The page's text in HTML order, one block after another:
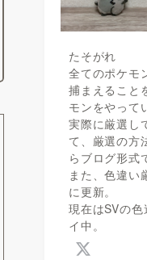
たそがれ
全てのポケモ
捕まえること
モンをやって
実際に厳選し
て、厳選の方
らブログ形式
また、色違い
に更新。
現在はSVの
イ中。